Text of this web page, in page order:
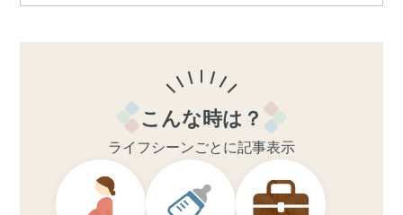
こんな時は？
ライフシーンごとに記事表示